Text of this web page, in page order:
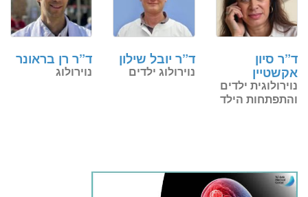
ד”ר רן בראונר
נוירולוג
ד”ר יובל שילון
נוירולוג ילדים
ד”ר סיון
אקשטיין
נוירולוגית ילדים
והתפתחות הילד